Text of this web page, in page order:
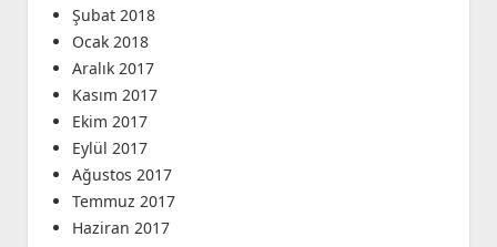
Şubat 2018
Ocak 2018
Aralık 2017
Kasım 2017
Ekim 2017
Eylül 2017
Ağustos 2017
Temmuz 2017
Haziran 2017